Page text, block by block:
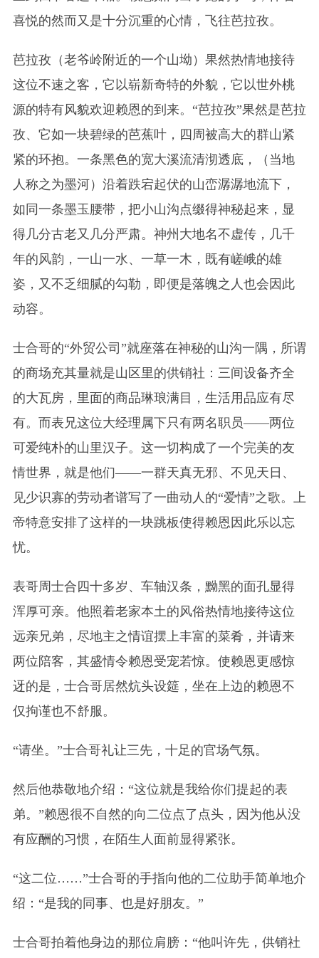
喜悦的然而又是十分沉重的心情，飞往芭拉孜。
芭拉孜（老爷岭附近的一个山坳）果然热情地接待
这位不速之客，它以崭新奇特的外貌，它以世外桃
源的特有风貌欢迎赖恩的到来。“芭拉孜”果然是芭拉
孜、它如一块碧绿的芭蕉叶，四周被高大的群山紧
紧的环抱。一条黑色的宽大溪流清沏透底，（当地
人称之为墨河）沿着跌宕起伏的山峦潺潺地流下，
如同一条墨玉腰带，把小山沟点缀得神秘起来，显
得几分古老又几分严肃。神州大地名不虚传，几千
年的风韵，一山一水、一草一木，既有嵯峨的雄
姿，又不乏细腻的勾勒，即便是落魄之人也会因此
动容。
士合哥的“外贸公司”就座落在神秘的山沟一隅，所谓
的商场充其量就是山区里的供销社：三间设备齐全
的大瓦房，里面的商品琳琅满目，生活用品应有尽
有。而表兄这位大经理属下只有两名职员——两位
可爱纯朴的山里汉子。这一切构成了一个完美的友
情世界，就是他们——一群天真无邪、不见天日、
见少识寡的劳动者谱写了一曲动人的“爱情”之歌。上
帝特意安排了这样的一块跳板使得赖恩因此乐以忘
忧。
表哥周士合四十多岁、车轴汉条，黝黑的面孔显得
浑厚可亲。他照着老家本土的风俗热情地接待这位
远亲兄弟，尽地主之情谊摆上丰富的菜肴，并请来
两位陪客，其盛情令赖恩受宠若惊。使赖恩更感惊
迓的是，士合哥居然炕头设筵，坐在上边的赖恩不
仅拘谨也不舒服。
“请坐。”士合哥礼让三先，十足的官场气氛。
然后他恭敬地介绍：“这位就是我给你们提起的表
弟。”赖恩很不自然的向二位点了点头，因为他从没
有应酬的习惯，在陌生人面前显得紧张。
“这二位……”士合哥的手指向他的二位助手简单地介
绍：“是我的同事、也是好朋友。”
士合哥拍着他身边的那位肩膀：“他叫许先，供销社